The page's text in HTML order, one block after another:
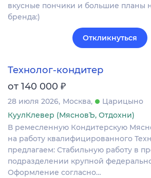
вкусные пончики и большие планы
бренда:)
Откликнуться
Технолог-кондитер
от 140 000 ₽
28 июля 2026 Москва
Царицыно
КуулКлевер (МясновЪ, Отдохни)
В ремесленную Кондитерскую
на работу квалифицированного
предлагаем: Стабильную работу в
подразделении крупной
Оформление согласно…